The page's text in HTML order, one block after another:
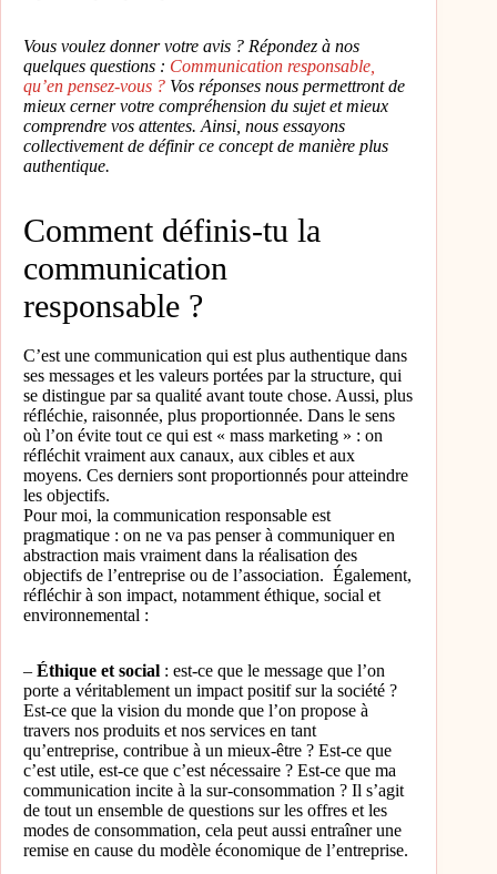
Vous voulez donner votre avis ? Répondez à nos
quelques questions : Communication responsable,
qu’en pensez-vous ? Vos réponses nous permettront de
mieux cerner votre compréhension du sujet et mieux
comprendre vos attentes. Ainsi, nous essayons
collectivement de définir ce concept de manière plus
authentique.
Comment définis-tu la
communication
responsable ?
C’est une communication qui est plus authentique dans
ses messages et les valeurs portées par la structure, qui
se distingue par sa qualité avant toute chose. Aussi, plus
réfléchie, raisonnée, plus proportionnée. Dans le sens
où l’on évite tout ce qui est « mass marketing » : on
réfléchit vraiment aux canaux, aux cibles et aux
moyens. Ces derniers sont proportionnés pour atteindre
les objectifs.
Pour moi, la communication responsable est
pragmatique : on ne va pas penser à communiquer en
abstraction mais vraiment dans la réalisation des
objectifs de l’entreprise ou de l’association. Également,
réfléchir à son impact, notamment éthique, social et
environnemental :
– Éthique et social : est-ce que le message que l’on
porte a véritablement un impact positif sur la société ?
Est-ce que la vision du monde que l’on propose à
travers nos produits et nos services en tant
qu’entreprise, contribue à un mieux-être ? Est-ce que
c’est utile, est-ce que c’est nécessaire ? Est-ce que ma
communication incite à la sur-consommation ? Il s’agit
de tout un ensemble de questions sur les offres et les
modes de consommation, cela peut aussi entraîner une
remise en cause du modèle économique de l’entreprise.